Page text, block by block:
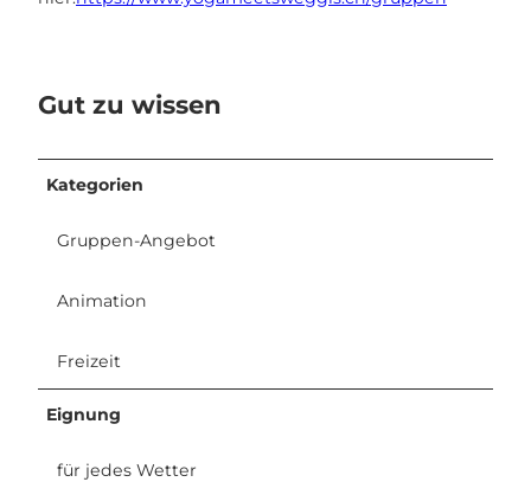
Gut zu wissen
Kategorien
Gruppen-Angebot
Animation
Freizeit
Eignung
für jedes Wetter